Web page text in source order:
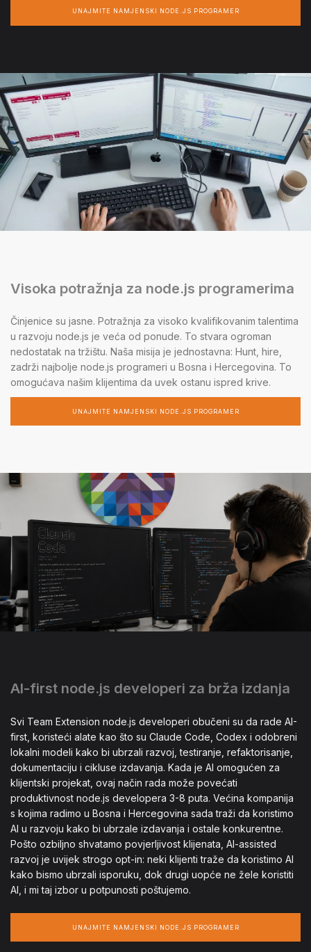
UNAJMITE NAMJENSKI NODE.JS PROGRAMER
Visoka potražnja za node.js programerima
Činjenice su jasne. Potražnja za visoko kvalifikovanim talentima
u razvoju node.js je veća od ponude. To stvara ogroman
nedostatak na tržištu. Naša misija je jednostavna: Hunt, hire,
zadrži najbolje node.js programeri u Bosna i Hercegovina. To
omogućava našim klijentima da uvek ostanu ispred krive.
UNAJMITE NAMJENSKI NODE.JS PROGRAMER
AI-first node.js developeri za brža izdanja
Svi Team Extension node.js developeri obučeni su da rade AI-
first, koristeći alate kao što su Claude Code, Codex i odobreni
lokalni modeli kako bi ubrzali razvoj, testiranje, refaktorisanje,
dokumentaciju i cikluse izdavanja. Kada je AI omogućen za
klijentski projekat, ovaj način rada može povećati
produktivnost node.js developera 3-8 puta. Većina kompanija
s kojima radimo u Bosna i Hercegovina sada traži da koristimo
AI u razvoju kako bi ubrzale izdavanja i ostale konkurentne.
Pošto ozbiljno shvatamo povjerljivost klijenata, AI-assisted
razvoj je uvijek strogo opt-in: neki klijenti traže da koristimo AI
kako bismo ubrzali isporuku, dok drugi uopće ne žele koristiti
AI, i mi taj izbor u potpunosti poštujemo.
UNAJMITE NAMJENSKI NODE.JS PROGRAMER